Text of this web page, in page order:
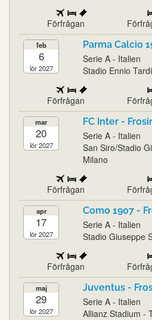
Förfrågan
feb
6
lör 2027
Parma Calcio
Serie A - Italien
Stadio Ennio
Förfrågan
mar
20
lör 2027
FC Inter -
Serie A - Italien
San Siro/Stadio
Milano
Förfrågan
apr
17
lör 2027
Como 1907 -
Serie A - Italien
Stadio Giuseppe
Förfrågan
maj
29
lör 2027
Juventus -
Serie A - Italien
Allianz Stadium -